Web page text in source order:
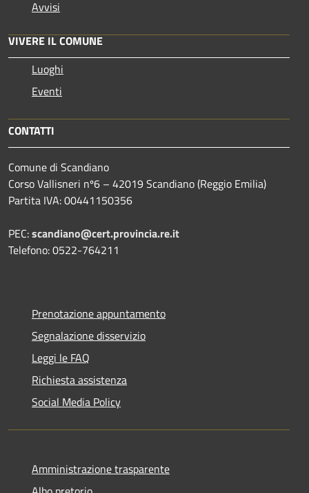
Avvisi
VIVERE IL COMUNE
Luoghi
Eventi
CONTATTI
Comune di Scandiano
Corso Vallisneri nº6 – 42019 Scandiano (Reggio Emilia)
Partita IVA: 00441150356
PEC:scandiano@cert.provincia.re.it
Telefono: 0522-764211
Prenotazione appuntamento
Segnalazione disservizio
Leggi le FAQ
Richiesta assistenza
Social Media Policy
Amministrazione trasparente